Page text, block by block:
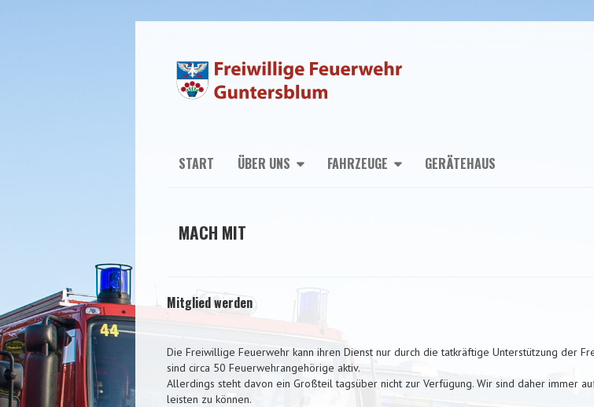
START ÜBER UNS FAHRZEUGE GERÄTEHAUS
MACH MIT
Mitglied werden
Die Freiwillige Feuerwehr kann ihren Dienst nur durch die tatkräftige Unterstützung der
sind circa 50 Feuerwehrangehörige aktiv.
Allerdings steht davon ein Großteil tagsüber nicht zur Verfügung. Wir sind daher immer
leisten zu können.